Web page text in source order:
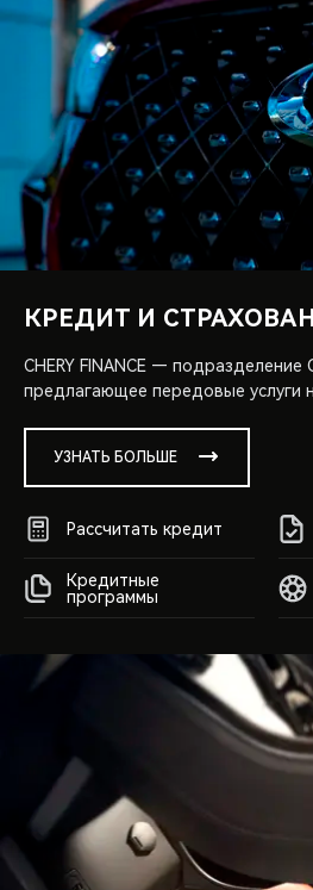
КРЕДИТ И
CHERY FINANCE —
предлагающее передовые услуги
УЗНАТЬ БОЛЬШЕ
Рассчитать кредит
Кредитные
программы